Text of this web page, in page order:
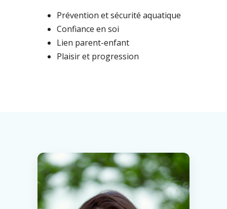
Prévention et sécurité aquatique
Confiance en soi
Lien parent-enfant
Plaisir et progression